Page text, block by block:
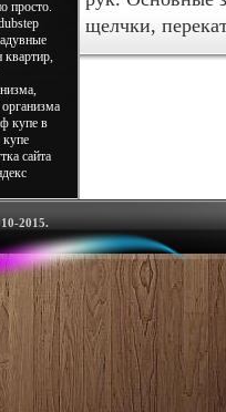
просто.
квартир,
купе в
сайта
щелчки,
2015.